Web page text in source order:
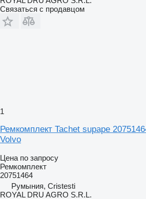
Связаться с продавцом
1
Ремкомплект Tachet supape
Volvo
Цена по запросу
Ремкомплект
20751464
Румыния, Cristesti
ROYAL DRU AGRO S.R.L.